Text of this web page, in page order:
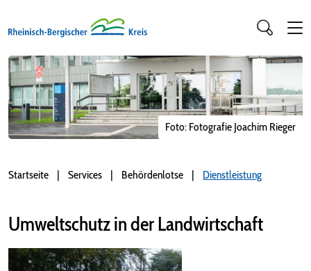
Foto: Fotografie Joachim Rieger
Startseite Services Behördenlotse Dienstleistung
Umweltschutz in der Landwirtschaft